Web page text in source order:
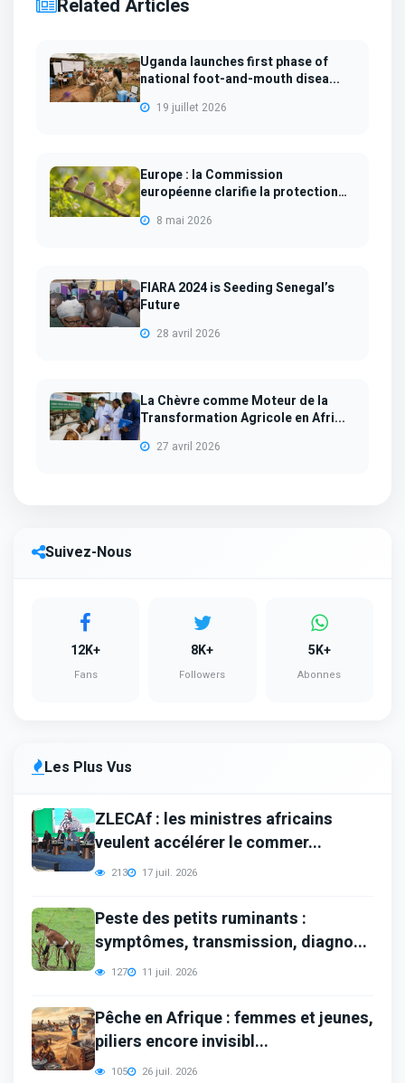
Related Articles
Uganda launches first phase of
national foot-and-mouth disea...
19 juillet 2026
Europe : la Commission
européenne clarifie la protection
8 mai 2026
FIARA 2024 is Seeding Senegal’s
Future
28 avril 2026
La Chèvre comme Moteur de la
Transformation Agricole en Afri...
27 avril 2026
Suivez-Nous
12K+
Fans
8K+
Followers
5K+
Abonnes
Les Plus Vus
ZLECAf : les ministres africains
veulent accélérer le commer...
213 17 juil. 2026
Peste des petits ruminants :
symptômes, transmission, diagno...
127 11 juil. 2026
Pêche en Afrique : femmes et jeunes,
piliers encore invisibl...
105 26 juil. 2026